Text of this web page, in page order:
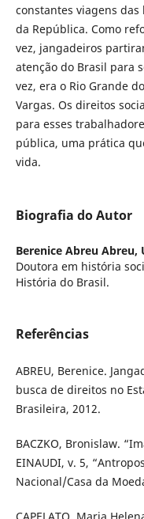
constantes viagens
da República. Como
vez, jangadeiros
atenção do Brasil para
vez, era o Rio Grande
Vargas. Os direitos
para esses
pública, uma prática
vida.
Biografia do Autor
Berenice Abreu Abreu,
Doutora em história
História do Brasil.
Referências
ABREU, Berenice.
busca de direitos no
Brasileira, 2012.
BACZKO, Bronislaw.
EINAUDI, v. 5,
Nacional/Casa da